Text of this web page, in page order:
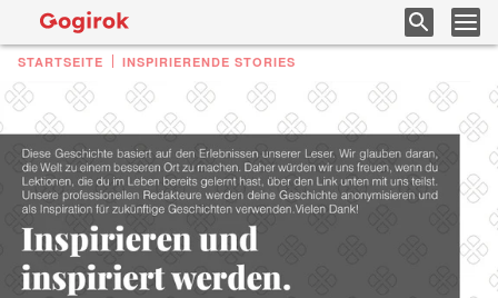
STARTSEITE INSPIRIERENDE STORIES